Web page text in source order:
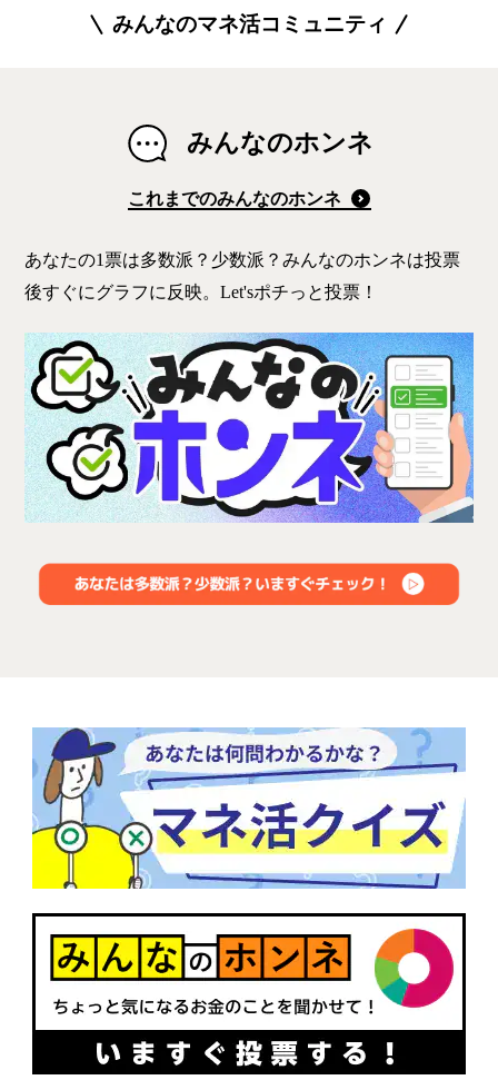
みんなのマネ活コミュニティ
みんなのホンネ
これまでのみんなのホンネ
あなたの1票は多数派？少数派？みんなのホンネは投票
後すぐにグラフに反映。Let'sポチっと投票！